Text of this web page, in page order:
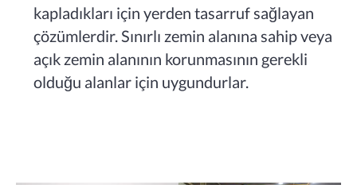
kapladıkları için yerden tasarruf sağlayan
çözümlerdir. Sınırlı zemin alanına sahip veya
açık zemin alanının korunmasının gerekli
olduğu alanlar için uygundurlar.